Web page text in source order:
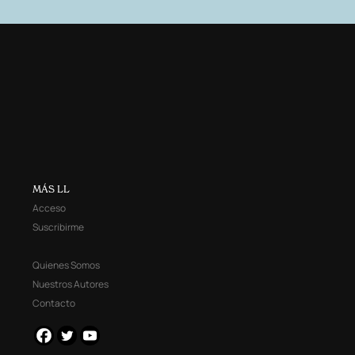
MÁS LL
Acceso
Suscribirme
Quienes Somos
Nuestros Autores
Contacto